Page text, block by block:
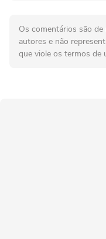
Os comentários são de
autores e não
que viole os termos de